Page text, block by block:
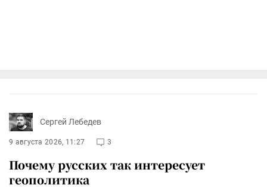
Сергей Лебедев
9 августа 2026, 11:27 3
Почему русских так интересует
геополитика